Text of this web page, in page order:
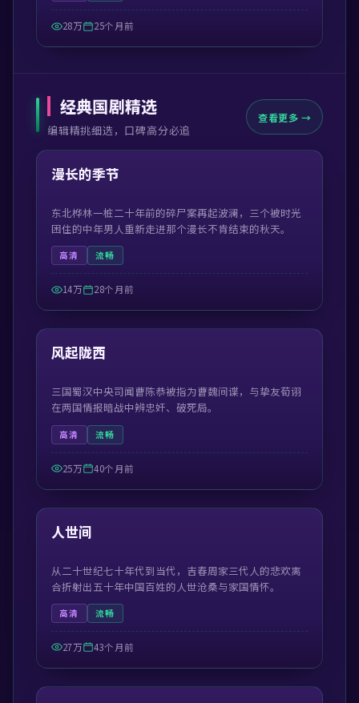
28万 25个月前
经典国剧精选
编辑精挑细选，口碑高分必追
查看更多 →
精选
漫长的季节
东北桦林一桩二十年前的碎尸案再起波澜，三个被时光
困住的中年男人重新走进那个漫长不肯结束的秋天。
高清 流畅
14万 28个月前
精选
49:38
风起陇西
三国蜀汉中央司闻曹陈恭被指为曹魏间谍，与挚友荀诩
在两国情报暗战中辨忠奸、破死局。
高清 流畅
25万 40个月前
精选
41:50
人世间
从二十世纪七十年代到当代，吉春周家三代人的悲欢离
合折射出五十年中国百姓的人世沧桑与家国情怀。
高清 流畅
27万 43个月前
55:13